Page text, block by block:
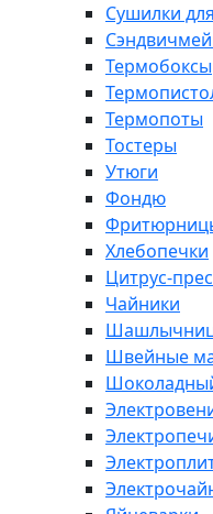
Сушилки
Термобоксы
Термопоты
Тостеры
Утюги
Фондю
Хлебопечки
Цитрус-
Чайники
Швейные